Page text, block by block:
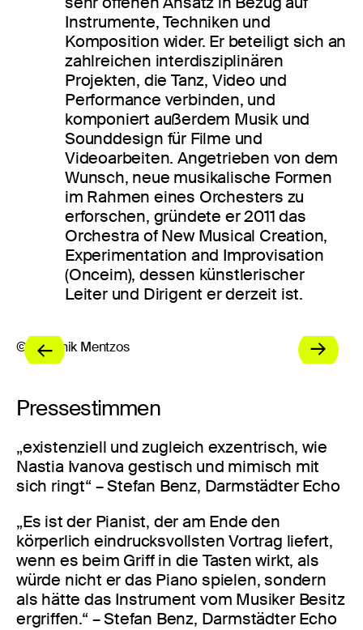
Instrumente, Techniken und
Komposition wider. Er beteiligt sich an
zahlreichen interdisziplinären
Projekten, die Tanz, Video und
Performance verbinden, und
komponiert außerdem Musik und
Sounddesign für Filme und
Videoarbeiten. Angetrieben von dem
Wunsch, neue musikalische Formen
im Rahmen eines Orchesters zu
erforschen, gründete er 2011 das
Orchestra of New Musical Creation,
Experimentation and Improvisation
(Onceim), dessen künstlerischer
Leiter und Dirigent er derzeit ist.
© Dominik Mentzos
Pressestimmen
„existenziell und zugleich exzentrisch, wie
Nastia Ivanova gestisch und mimisch mit
sich ringt“ – Stefan Benz, Darmstädter Echo
„Es ist der Pianist, der am Ende den
körperlich eindrucksvollsten Vortrag liefert,
wenn es beim Griff in die Tasten wirkt, als
würde nicht er das Piano spielen, sondern
als hätte das Instrument vom Musiker Besitz
ergriffen.“ – Stefan Benz, Darmstädter Echo